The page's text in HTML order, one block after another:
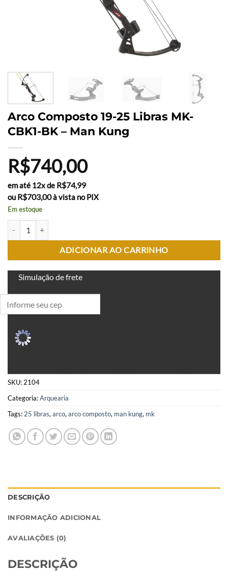
Arco Composto 19-25 Libras MK-
CBK1-BK – Man Kung
R$740,00
em até 12x de R$74,99
ou R$703,00à vista no PIX
Em estoque
ADICIONAR AO CARRINHO
Simulação de frete
SKU:2104
Categoria:Arquearia
Tags:25 libras,arco,arco composto, man kung, mk
DESCRIÇÃO
INFORMAÇÃO ADICIONAL
AVALIAÇÕES (0)
DESCRIÇÃO